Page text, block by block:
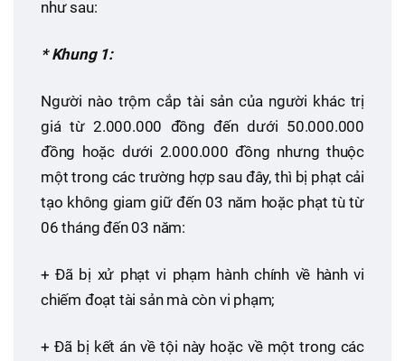
như sau:
* Khung 1:
Người nào trộm cắp tài sản của người khác trị
giá từ 2.000.000 đồng đến dưới 50.000.000
đồng hoặc dưới 2.000.000 đồng nhưng thuộc
một trong các trường hợp sau đây, thì bị phạt cải
tạo không giam giữ đến 03 năm hoặc phạt tù từ
06 tháng đến 03 năm:
+ Đã bị xử phạt vi phạm hành chính về hành vi
chiếm đoạt tài sản mà còn vi phạm;
+ Đã bị kết án về tội này hoặc về một trong các